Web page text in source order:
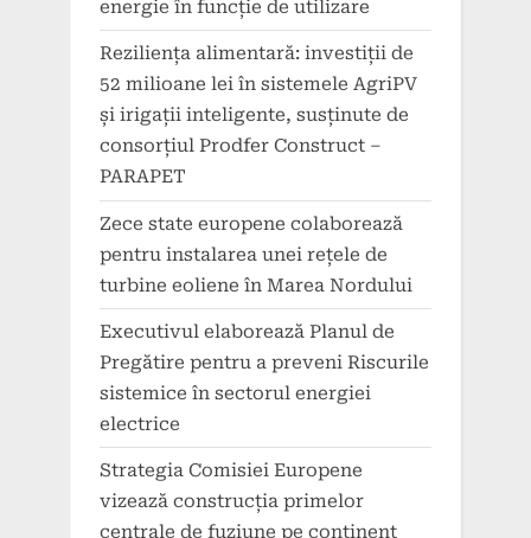
energie în funcție de utilizare
Reziliența alimentară: investiții de
52 milioane lei în sistemele AgriPV
și irigații inteligente, susținute de
consorțiul Prodfer Construct –
PARAPET
Zece state europene colaborează
pentru instalarea unei rețele de
turbine eoliene în Marea Nordului
Executivul elaborează Planul de
Pregătire pentru a preveni Riscurile
sistemice în sectorul energiei
electrice
Strategia Comisiei Europene
vizează construcția primelor
centrale de fuziune pe continent